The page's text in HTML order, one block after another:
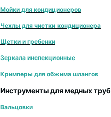
Мойки для кондиционеров
Чехлы для чистки кондиционера
Щетки и гребенки
Зеркала инспекционные
Кримперы для обжима шлангов
Инструменты для медных труб
Вальцовки